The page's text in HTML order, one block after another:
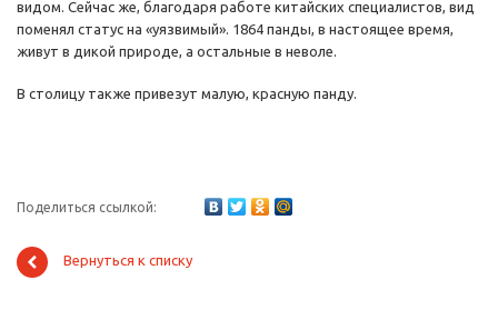
видом. Сейчас же, благодаря работе китайских специалистов, вид
поменял статус на «уязвимый». 1864 панды, в настоящее время,
живут в дикой природе, а остальные в неволе.
В столицу также привезут малую, красную панду.
Поделиться ссылкой:
Вернуться к списку